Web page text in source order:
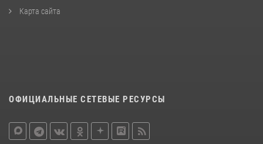
Карта сайта
ОФИЦИАЛЬНЫЕ СЕТЕВЫЕ РЕСУРСЫ